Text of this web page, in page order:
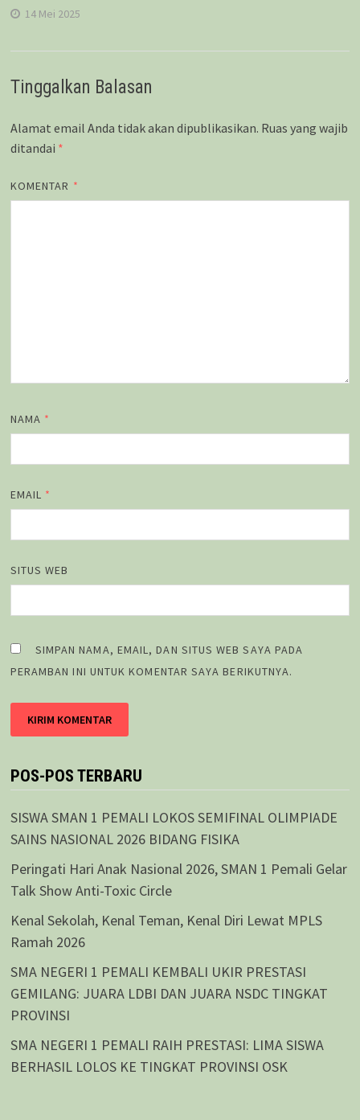
14 Mei 2025
Tinggalkan Balasan
Alamat email Anda tidak akan dipublikasikan. Ruas yang wajib
ditandai *
KOMENTAR *
NAMA *
EMAIL *
SITUS WEB
SIMPAN NAMA, EMAIL, DAN SITUS WEB SAYA PADA
PERAMBAN INI UNTUK KOMENTAR SAYA BERIKUTNYA.
POS-POS TERBARU
SISWA SMAN 1 PEMALI LOKOS SEMIFINAL OLIMPIADE
SAINS NASIONAL 2026 BIDANG FISIKA
Peringati Hari Anak Nasional 2026, SMAN 1 Pemali Gelar
Talk Show Anti-Toxic Circle
Kenal Sekolah, Kenal Teman, Kenal Diri Lewat MPLS
Ramah 2026
SMA NEGERI 1 PEMALI KEMBALI UKIR PRESTASI
GEMILANG: JUARA LDBI DAN JUARA NSDC TINGKAT
PROVINSI
SMA NEGERI 1 PEMALI RAIH PRESTASI: LIMA SISWA
BERHASIL LOLOS KE TINGKAT PROVINSI OSK